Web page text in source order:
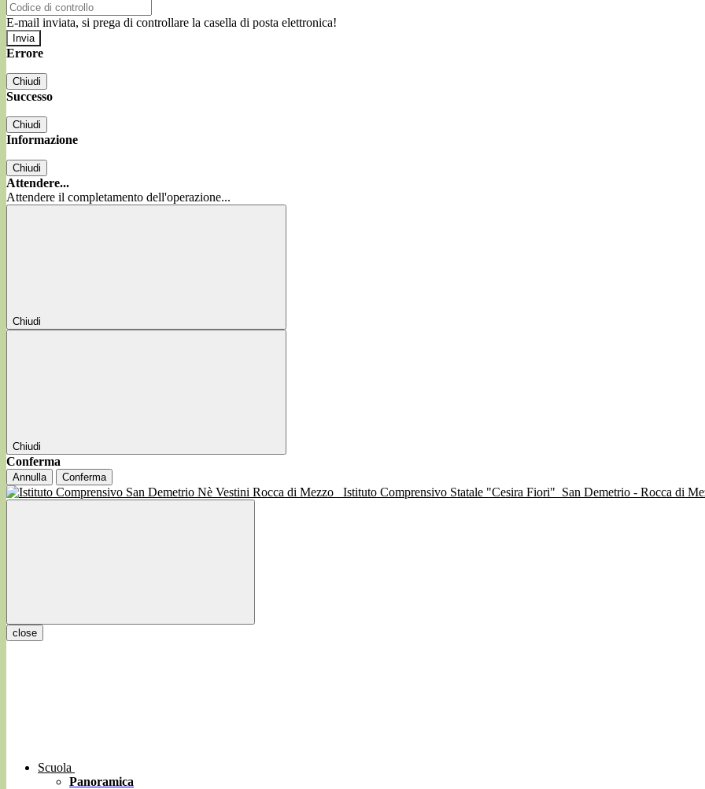
E-mail inviata, si prega di controllare la casella di posta elettronica!
Errore
Chiudi
Successo
Chiudi
Informazione
Chiudi
Attendere...
Attendere il completamento dell'operazione...
Chiudi
Chiudi
Conferma
Annulla Conferma
Istituto Comprensivo Statale "Cesira Fiori" San Demetrio - Rocca di
close
Scuola
Panoramica